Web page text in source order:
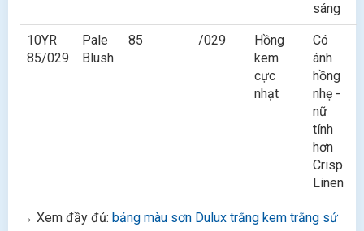
sáng
10YR
85/029
Pale
Blush
85 /029
Hồng
kem
cực
nhạt
Có
ánh
hồng
nhẹ -
nữ
tính
hơn
Crisp
Linen
→ Xem đầy đủ: bảng màu sơn Dulux trắng kem trắng sứ